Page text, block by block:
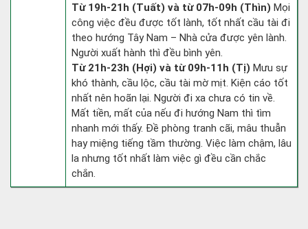
Từ 19h-21h (Tuất) và từ 07h-09h (Thìn) Mọi
công việc đều được tốt lành, tốt nhất cầu tài đi
theo hướng Tây Nam – Nhà cửa được yên lành.
Người xuất hành thì đều bình yên.
Từ 21h-23h (Hợi) và từ 09h-11h (Tị) Mưu sự
khó thành, cầu lộc, cầu tài mờ mịt. Kiện cáo tốt
nhất nên hoãn lại. Người đi xa chưa có tin về.
Mất tiền, mất của nếu đi hướng Nam thì tìm
nhanh mới thấy. Đề phòng tranh cãi, mâu thuẫn
hay miệng tiếng tầm thường. Việc làm chậm, lâu
la nhưng tốt nhất làm việc gì đều cần chắc
chắn.